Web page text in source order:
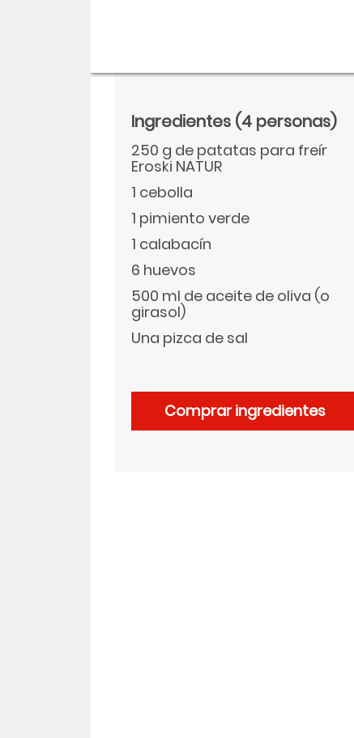
Ingredientes (4 personas)
250 g de patatas para freír
Eroski NATUR
1 cebolla
1 pimiento verde
1 calabacín
6 huevos
500 ml de aceite de oliva (o
girasol)
Una pizca de sal
Comprar ingredientes